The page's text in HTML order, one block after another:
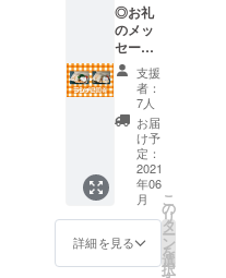
◎お礼
のメッ
セージ
◎ROM
MYラン
チ２回
券！ ラ
ンチ券
２枚を
お送り
させて
いただ
きま
す。 お
好きな
お弁当
支援
者：
7人
お届
け予
定：
2021
年06
月
詳細を見る
こ
の
リ
タ
ー
ン
を
選
択